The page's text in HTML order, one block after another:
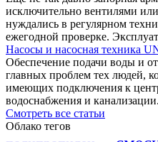
исключительно вентилями
нуждались в регулярном
ежегодной проверке.
Насосы и насосная техника
Обеспечение подачи воды и
главных проблем тех людей,
имеющих подключения к
водоснабжения и
Смотреть все статьи
Облако тегов